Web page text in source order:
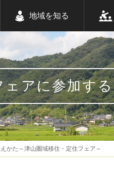
地域を知る
ェアに参加する
かた～津山圏域移住・定住フェア～